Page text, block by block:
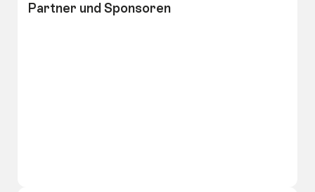
Partner und Sponsoren